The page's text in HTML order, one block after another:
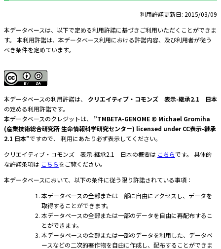
利用許諾更新日: 2015/03/09
本データベースは、以下で定める利用許諾に基づきご利用いただくことができま
す。 本利用許諾は、本データベース利用における許諾内容、及び利用者が従う
べき条件を定めています。
本データベースの利用許諾は、 クリエイティブ・コモンズ 表示-継承2.1 日本
の定める利用許諾です。
本データベースのクレジットは、 ”TMBETA-GENOME © Michael Gromiha
(産業技術総合研究所 生命情報科学研究センター) licensed under CC表示-継承
2.1 日本”ですので、 利用にあたり必ず表示してください。
クリエイティブ・コモンズ 表示-継承2.1 日本の概要は こちらです。 具体的
な許諾条項は こちらをご覧ください。
本データベースにおいて、以下の条件に従う限り許諾されている事項：
本データベースの全部または一部に自由にアクセスし、データを
取得することができます。
本データベースの全部または一部のデータを自由に再配布するこ
とができます。
本データベースの全部または一部のデータを利用した、データベ
ースなどの二次的著作物を自由に作成し、配布することができま